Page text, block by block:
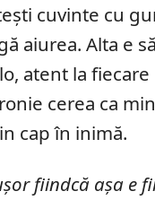
cuvinte cu
aiurea. Alta e
atent la fiecare
cerea ca
cap în inimă.
fiindcă așa e